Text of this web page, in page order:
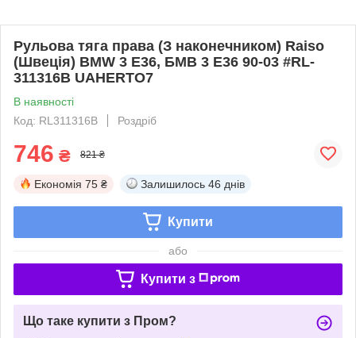
Рульова тяга права (З наконечником) Raiso
(Швеція) BMW 3 E36, БМВ 3 Е36 90-03 #RL-
311316B UAHERTO7
В наявності
Код: RL311316B
Роздріб
746 ₴ 821 ₴
Економія 75 ₴ Залишилось 46 днів
Купити
або
Купити з
Що таке купити з Пром?